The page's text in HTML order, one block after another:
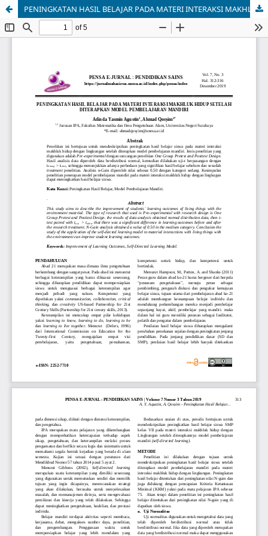
PENINGKATAN HASIL BELAJAR PADA MATERI INTERAKSI MAKHLUK HIDUP SETELAH DITERAPKAN MODEL PEMBELAJARAN MANDIRI